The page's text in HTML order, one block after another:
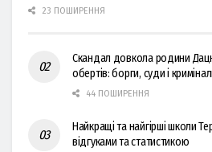
23 ПОШИРЕННЯ
Скандал довкола родини
обертів: борги, суди і
44 ПОШИРЕННЯ
Найкращі та найгірші школи
відгуками та статистикою